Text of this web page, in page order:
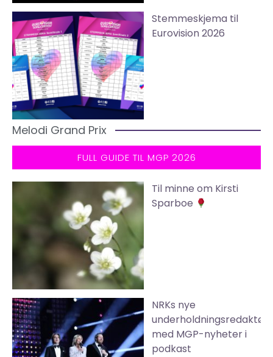
Stemmeskjema til
Eurovision 2026
Melodi Grand Prix
FULL GUIDE TIL MGP 2026
Til minne om Kirsti
Sparboe
NRKs nye
underholdningsredaktør
med MGP-nyheter i
podkast